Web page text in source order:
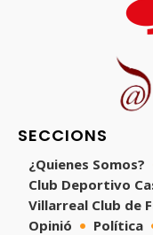
SECCIONS
¿Quienes Somos?
Club Deportivo
Villarreal Club de
Opinió
Política